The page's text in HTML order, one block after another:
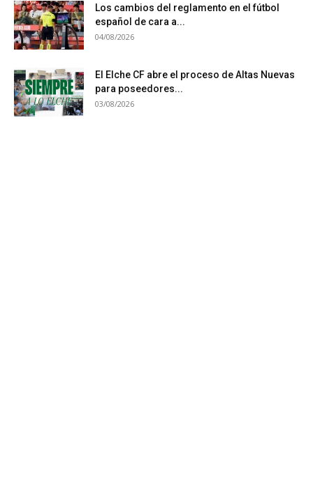
Los cambios del reglamento en el fútbol
español de cara a...
04/08/2026
El Elche CF abre el proceso de Altas Nuevas
para poseedores...
03/08/2026